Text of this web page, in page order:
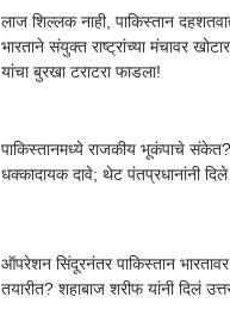
लाज शिल्लक नाही, पाकिस्तान
भारताने संयुक्त राष्ट्रांच्या मंचावर
यांचा बुरखा टराटरा फाडला!
पाकिस्तानमध्ये राजकीय भूकंपाचे
धक्कादायक दावे; थेट पंतप्रधानांनी
ऑपरेशन सिंदूरनंतर पाकिस्तान भारतावर
तयारीत? शहाबाज शरीफ यांनी दिलं